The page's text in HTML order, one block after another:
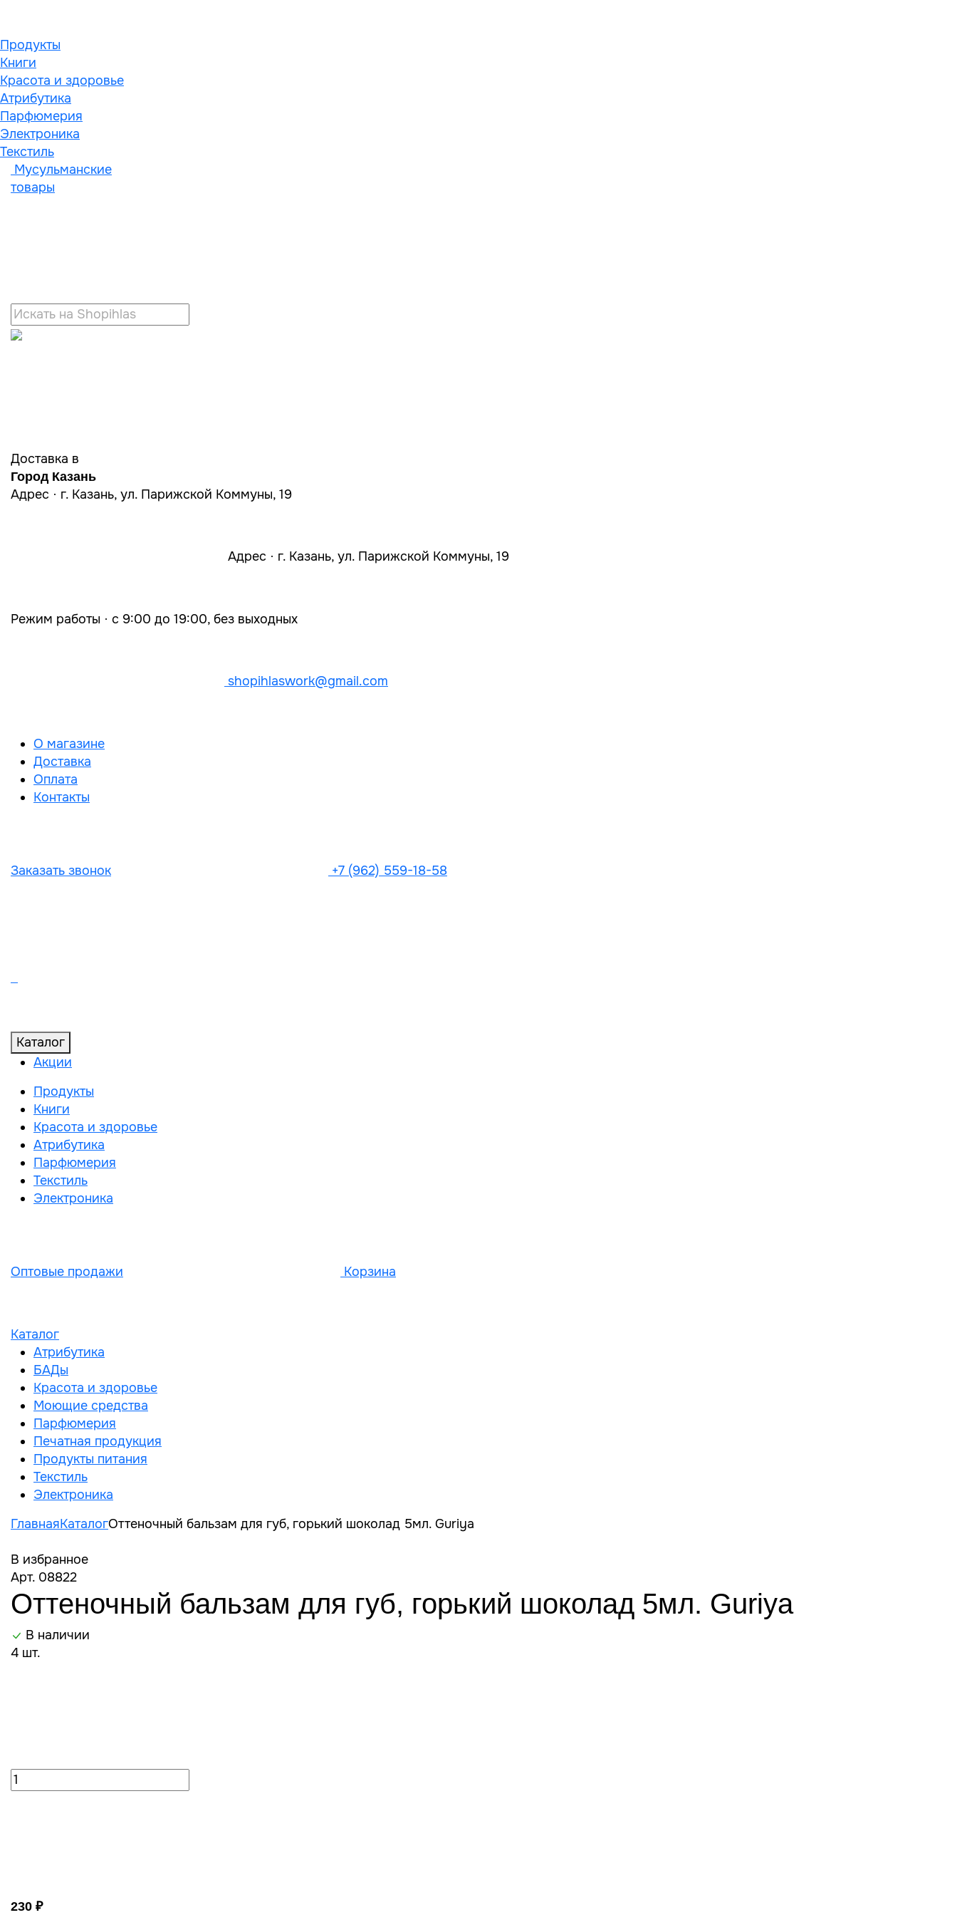
Продукты
Книги
Красота и здоровье
Атрибутика
Парфюмерия
Электроника
Текстиль
Мусульманские
товары
Доставка в
Город Казань
Адрес · г. Казань, ул. Парижской Коммуны, 19
Адрес · г. Казань, ул. Парижской Коммуны, 19
Режим работы · с 9:00 до 19:00, без выходных
shopihlaswork@gmail.com
О магазине
Доставка
Оплата
Контакты
Заказать звонок +7 (962) 559-18-58
Каталог
Акции
Продукты
Книги
Красота и здоровье
Атрибутика
Парфюмерия
Текстиль
Электроника
Оптовые продажи Корзина
Каталог
Атрибутика
БАДы
Красота и здоровье
Моющие средства
Парфюмерия
Печатная продукция
Продукты питания
Текстиль
Электроника
ГлавнаяКаталогОттеночный бальзам для губ, горький шоколад 5мл. Guriya
В избранное
Арт. 08822
Оттеночный бальзам для губ, горький шоколад 5мл. Guriya
В наличии
4 шт.
230 ₽